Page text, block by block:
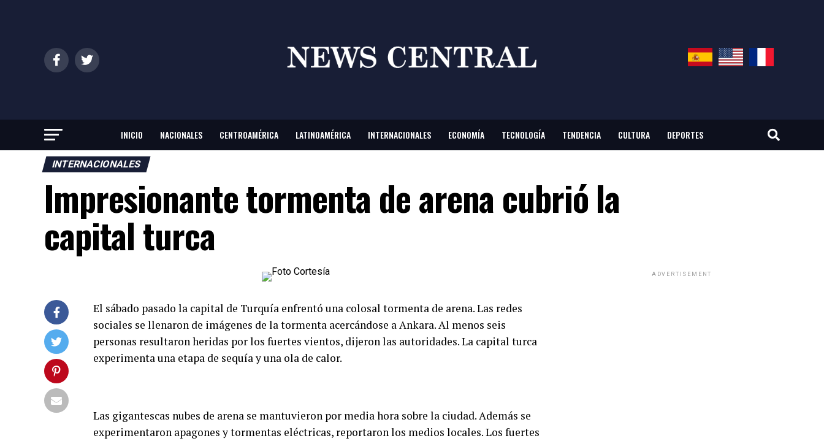
INICIO NACIONALES CENTROAMÉRICA LATINOAMÉRICA INTERNACIONALES ECONOMÍA TECNOLOGÍA TENDENCIA CULTURA DEPORTES
INTERNACIONALES
Impresionante tormenta de arena cubrió la
capital turca
El sábado pasado la capital de Turquía enfrentó una colosal tormenta de arena. Las redes
sociales se llenaron de imágenes de la tormenta acercándose a Ankara. Al menos seis
personas resultaron heridas por los fuertes vientos, dijeron las autoridades. La capital turca
experimenta una etapa de sequía y una ola de calor.
Las gigantescas nubes de arena se mantuvieron por media hora sobre la ciudad. Además se
experimentaron apagones y tormentas eléctricas, reportaron los medios locales. Los fuertes
ADVERTISEMENT